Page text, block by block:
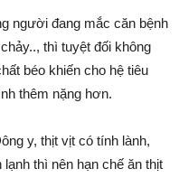
người đang mắc căn bệnh
thì tuyệt đối không
béo khiến cho hệ tiêu
thêm nặng hơn.
y, thịt vịt có tính lành,
thì nên hạn chế ăn thịt